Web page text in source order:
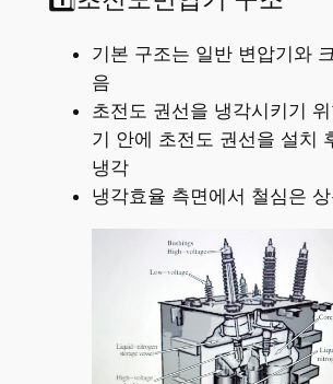
기본 구조는 일반 변압기와
음
초전도 권선을 냉각시키기
기 안에 초전도 권선을 설치
냉각
냉각효율 측면에서 철심은